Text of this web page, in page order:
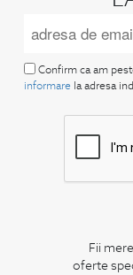
Confirm ca am
informare la adresa
Fii
oferte